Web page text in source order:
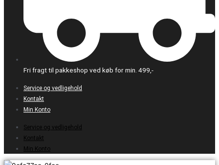
Fri fragt til pakkeshop ved køb for min. 499,-
Service og vedligehold
Kontakt
Min Konto
Service og vedligehold
Kontakt
Min Konto